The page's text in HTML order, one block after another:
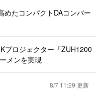
めたコンパクトDAコンバー
プロジェクター「ZUH1200
メンを実現
8/7 11:29 更新